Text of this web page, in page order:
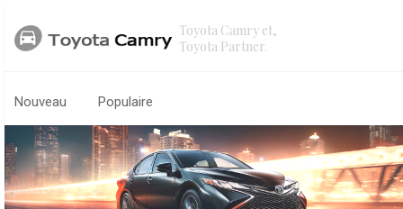
Toyota Camry et,
Toyota Partner.
Nouveau Populaire